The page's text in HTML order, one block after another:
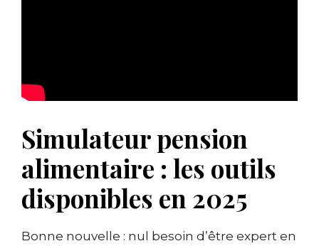
Simulateur pension
alimentaire : les outils
disponibles en 2025
Bonne nouvelle : nul besoin d’être expert en